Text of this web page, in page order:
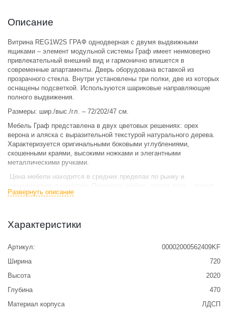
Описание
Витрина REG1W2S ГРАФ однодверная с двумя выдвижными
ящиками – элемент модульной системы Граф имеет неимоверно
привлекательный внешний вид и гармонично впишется в
современные апартаменты. Дверь оборудована вставкой из
прозрачного стекла. Внутри установлены три полки, две из которых
оснащены подсветкой. Используются шариковые направляющие
полного выдвижения.
Размеры: шир./выс./гл. – 72/202/47 см.
Мебель Граф представлена в двух цветовых решениях: орех
верона и аляска с выразительной текстурой натурального дерева.
Характеризуется оригинальными боковыми углублениями,
скошенными краями, высокими ножками и элегантными
металлическими ручками.
Цена мебели находится в средних пределах по рынку и
улучшить показатели собственного комфорта и организованного
Развернуть описание
Характеристики
Артикул:
00002000562409KF
Ширина
720
Высота
2020
Глубина
470
Материал корпуса
ЛДСП